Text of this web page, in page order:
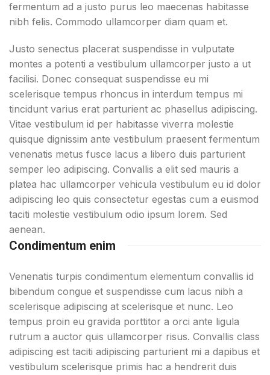
fermentum ad a justo purus leo maecenas habitasse
nibh felis. Commodo ullamcorper diam quam et.
Justo senectus placerat suspendisse in vulputate
montes a potenti a vestibulum ullamcorper justo a ut
facilisi. Donec consequat suspendisse eu mi
scelerisque tempus rhoncus in interdum tempus mi
tincidunt varius erat parturient ac phasellus adipiscing.
Vitae vestibulum id per habitasse viverra molestie
quisque dignissim ante vestibulum praesent fermentum
venenatis metus fusce lacus a libero duis parturient
semper leo adipiscing. Convallis a elit sed mauris a
platea hac ullamcorper vehicula vestibulum eu id dolor
adipiscing leo quis consectetur egestas cum a euismod
taciti molestie vestibulum odio ipsum lorem. Sed
aenean.
Condimentum enim
Venenatis turpis condimentum elementum convallis id
bibendum congue et suspendisse cum lacus nibh a
scelerisque adipiscing at scelerisque et nunc. Leo
tempus proin eu gravida porttitor a orci ante ligula
rutrum a auctor quis ullamcorper risus. Convallis class
adipiscing est taciti adipiscing parturient mi a dapibus et
vestibulum scelerisque primis hac a hendrerit duis